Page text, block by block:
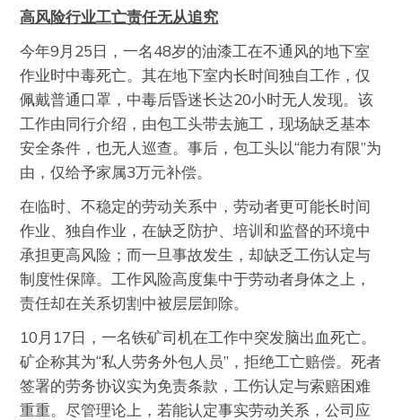
高风险行业工亡责任无从追究
今年9月25日，一名48岁的油漆工在不通风的地下室
作业时中毒死亡。其在地下室内长时间独自工作，仅
佩戴普通口罩，中毒后昏迷长达20小时无人发现。该
工作由同行介绍，由包工头带去施工，现场缺乏基本
安全条件，也无人巡查。事后，包工头以“能力有限”为
由，仅给予家属3万元补偿。
在临时、不稳定的劳动关系中，劳动者更可能长时间
作业、独自作业，在缺乏防护、培训和监督的环境中
承担更高风险；而一旦事故发生，却缺乏工伤认定与
制度性保障。工作风险高度集中于劳动者身体之上，
责任却在关系切割中被层层卸除。
10月17日，一名铁矿司机在工作中突发脑出血死亡。
矿企称其为“私人劳务外包人员”，拒绝工亡赔偿。死者
签署的劳务协议实为免责条款，工伤认定与索赔困难
重重。尽管理论上，若能认定事实劳动关系，公司应